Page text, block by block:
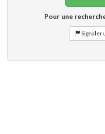
Pour une
Signaler